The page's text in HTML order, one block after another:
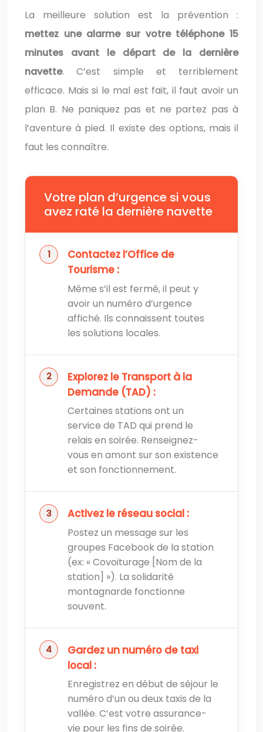
La meilleure solution est la prévention :
mettez une alarme sur votre téléphone 15
minutes avant le départ de la dernière
navette. C’est simple et terriblement
efficace. Mais si le mal est fait, il faut avoir un
plan B. Ne paniquez pas et ne partez pas à
l’aventure à pied. Il existe des options, mais il
faut les connaître.
Votre plan d’urgence si vous
avez raté la dernière navette
Contactez l’Office de
Tourisme :
Même s’il est fermé, il peut y
avoir un numéro d’urgence
affiché. Ils connaissent toutes
les solutions locales.
Explorez le Transport à la
Demande (TAD) :
Certaines stations ont un
service de TAD qui prend le
relais en soirée. Renseignez-
vous en amont sur son existence
et son fonctionnement.
Activez le réseau social :
Postez un message sur les
groupes Facebook de la station
(ex: « Covoiturage [Nom de la
station] »). La solidarité
montagnarde fonctionne
souvent.
Gardez un numéro de taxi
local :
Enregistrez en début de séjour le
numéro d’un ou deux taxis de la
vallée. C’est votre assurance-
vie pour les fins de soirée.